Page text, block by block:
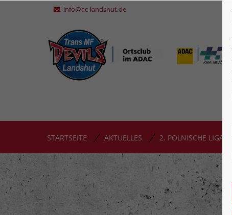
info@ac-landshut.de
STARTSEITE AKTUELLES 2. POLNISCHE LIGA